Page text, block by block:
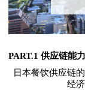
PART.1 供应链能
日本餐饮供应链
经